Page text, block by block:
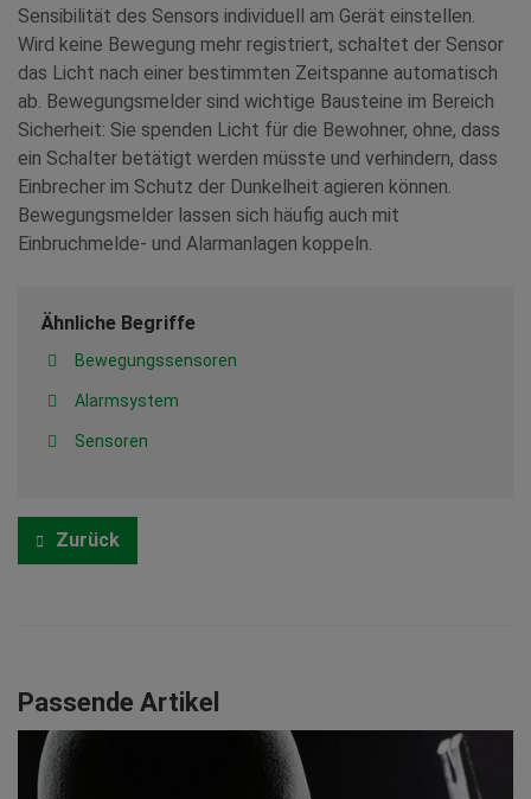
Sensibilität des Sensors individuell am Gerät einstellen.
Wird keine Bewegung mehr registriert, schaltet der Sensor
das Licht nach einer bestimmten Zeitspanne automatisch
ab. Bewegungsmelder sind wichtige Bausteine im Bereich
Sicherheit: Sie spenden Licht für die Bewohner, ohne, dass
ein Schalter betätigt werden müsste und verhindern, dass
Einbrecher im Schutz der Dunkelheit agieren können.
Bewegungsmelder lassen sich häufig auch mit
Einbruchmelde- und Alarmanlagen koppeln.
Ähnliche Begriffe
Bewegungssensoren
Alarmsystem
Sensoren
Zurück
Passende Artikel